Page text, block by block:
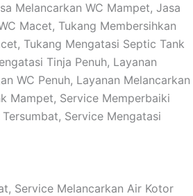
Melancarkan WC Mampet, Jasa
Macet, Tukang Membersihkan
Tukang Mengatasi Septic Tank
Tinja Penuh, Layanan
WC Penuh, Layanan Melancarkan
Mampet, Service Memperbaiki
Service Mengatasi
Service Melancarkan Air Kotor